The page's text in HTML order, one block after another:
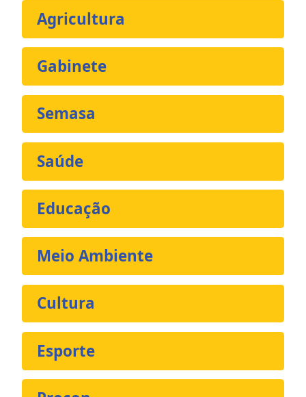
Agricultura
Gabinete
Semasa
Saúde
Educação
Meio Ambiente
Cultura
Esporte